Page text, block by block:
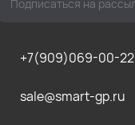
+7(909)069-00-22
sale@smart-gp.ru